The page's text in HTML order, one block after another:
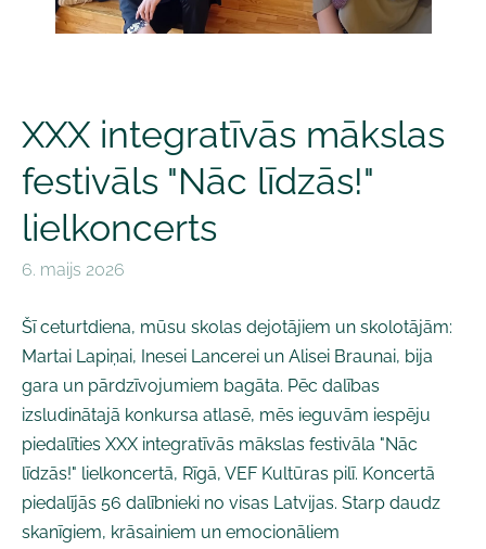
XXX integratīvās mākslas
festivāls "Nāc līdzās!"
lielkoncerts
6. maijs 2026
Šī ceturtdiena, mūsu skolas dejotājiem un skolotājām:
Martai Lapiņai, Inesei Lancerei un Alisei Braunai, bija
gara un pārdzīvojumiem bagāta. Pēc dalības
izsludinātajā konkursa atlasē, mēs ieguvām iespēju
piedalīties XXX integratīvās mākslas festivāla "Nāc
līdzās!" lielkoncertā, Rīgā, VEF Kultūras pilī. Koncertā
piedalījās 56 dalībnieki no visas Latvijas. Starp daudz
skanīgiem, krāsainiem un emocionāliem